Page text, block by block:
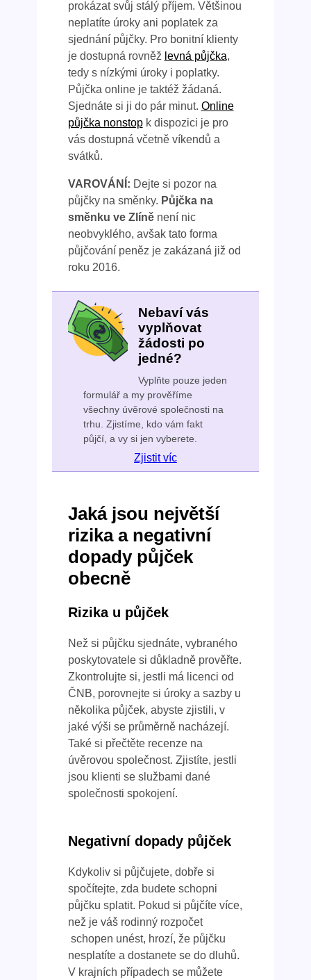
prokázat svůj stálý příjem. Většinou
neplatíte úroky ani poplatek za
sjednání půjčky. Pro bonitní klienty
je dostupná rovněž levná půjčka,
tedy s nízkými úroky i poplatky.
Půjčka online je taktéž žádaná.
Sjednáte si ji do pár minut. Online
půjčka nonstopk dispozici je pro
vás dostupná včetně víkendů a
svátků.
VAROVÁNÍ: Dejte si pozor na
půjčky na směnky. Půjčka na
směnku ve Zlíněnení nic
neobvyklého, avšak tato forma
půjčování peněz je zakázaná již od
roku 2016.
Nebaví vás
vyplňovat
žádosti po
jedné?
Vyplňte pouze jeden
formulář a my prověříme
všechny úvěrové společnosti na
trhu. Zjistíme, kdo vám fakt
půjčí, a vy si jen vyberete.
Zjistit víc
Jaká jsou největší
rizika a negativní
dopady půjček
obecně
Rizika u půjček
Než si půjčku sjednáte, vybraného
poskytovatele si důkladně prověřte.
Zkontrolujte si, jestli má licenci od
ČNB, porovnejte si úroky a sazby u
několika půjček, abyste zjistili, v
jaké výši se průměrně nacházejí.
Také si přečtěte recenze na
úvěrovou společnost. Zjistíte, jestli
jsou klienti se službami dané
společnosti spokojení.
Negativní dopady půjček
Kdykoliv si půjčujete, dobře si
spočítejte, zda budete schopni
půjčku splatit. Pokud si půjčíte více,
než je váš rodinný rozpočet
schopen unést, hrozí, že půjčku
nesplatíte a dostanete se do dluhů.
V krajních případech se můžete